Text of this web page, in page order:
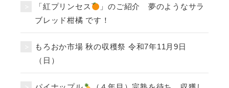
「紅プリンセス
」のご紹介 夢のようなサラ
ブレッド柑橘 です！
もろおか市場 秋の収穫祭 令和7年11月9日
（日）